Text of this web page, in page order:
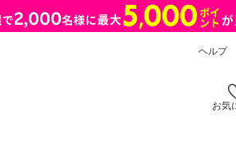
ヘルプ
お気